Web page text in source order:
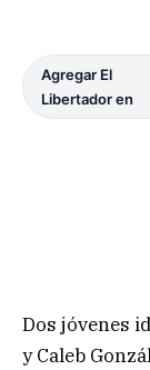
Agregar El
Libertador en
Dos jóvenes
y Caleb